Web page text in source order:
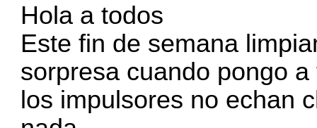
Hola a todos
Este fin de semana
sorpresa cuando pongo
los impulsores no echan